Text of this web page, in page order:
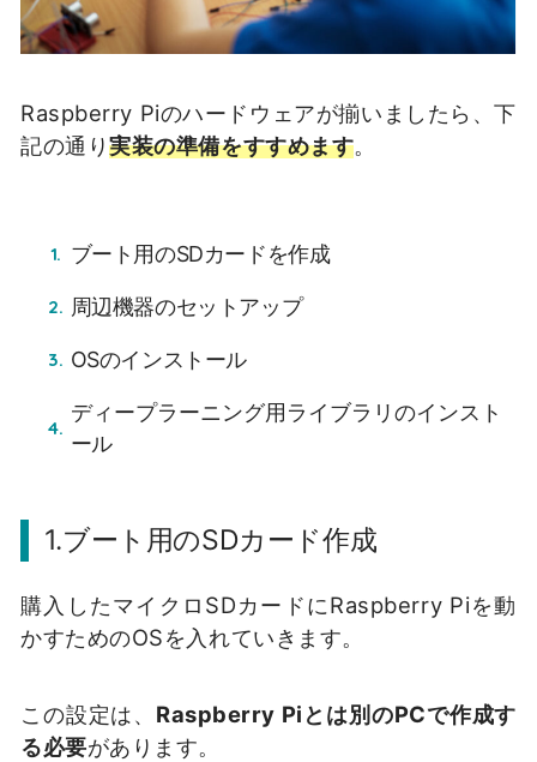
Raspberry Piのハードウェアが揃いましたら、下
記の通り実装の準備をすすめます。
ブート用のSDカードを作成
周辺機器のセットアップ
OSのインストール
ディープラーニング用ライブラリのインスト
ール
1.ブート用のSDカード作成
購入したマイクロSDカードにRaspberry Piを動
かすためのOSを入れていきます。
この設定は、 Raspberry Piとは別のPCで作成す
る必要があります。